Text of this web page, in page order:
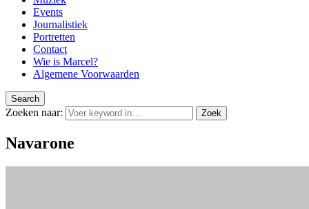
Events
Journalistiek
Portretten
Contact
Wie is Marcel?
Algemene Voorwaarden
Search
Zoeken naar: Zoek
Navarone